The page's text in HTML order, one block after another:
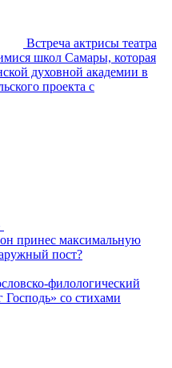
Встреча актрисы театра
школ Самары, которая
духовной академии в
проекта с
принес максимальную
пост?
филологический
со стихами